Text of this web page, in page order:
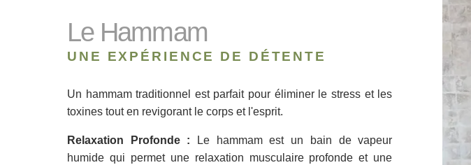
Le Hammam
UNE EXPÉRIENCE DE DÉTENTE
Un hammam traditionnel est parfait pour éliminer le stress et les
toxines tout en revigorant le corps et l'esprit.
Relaxation Profonde : Le hammam est un bain de vapeur
humide qui permet une relaxation musculaire profonde et une